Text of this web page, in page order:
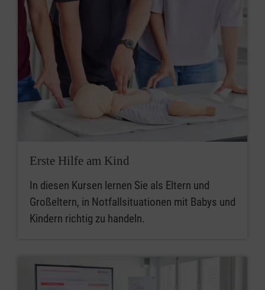
Erste Hilfe am Kind
In diesen Kursen lernen Sie als Eltern und
Großeltern, in Notfallsituationen mit Babys und
Kindern richtig zu handeln.